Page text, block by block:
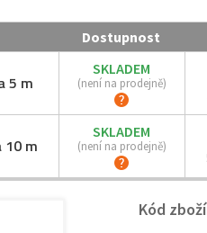
Dostupnost
5 m
SKLADEM
(není na prodejně)
10 m
SKLADEM
(není na prodejně)
Kód